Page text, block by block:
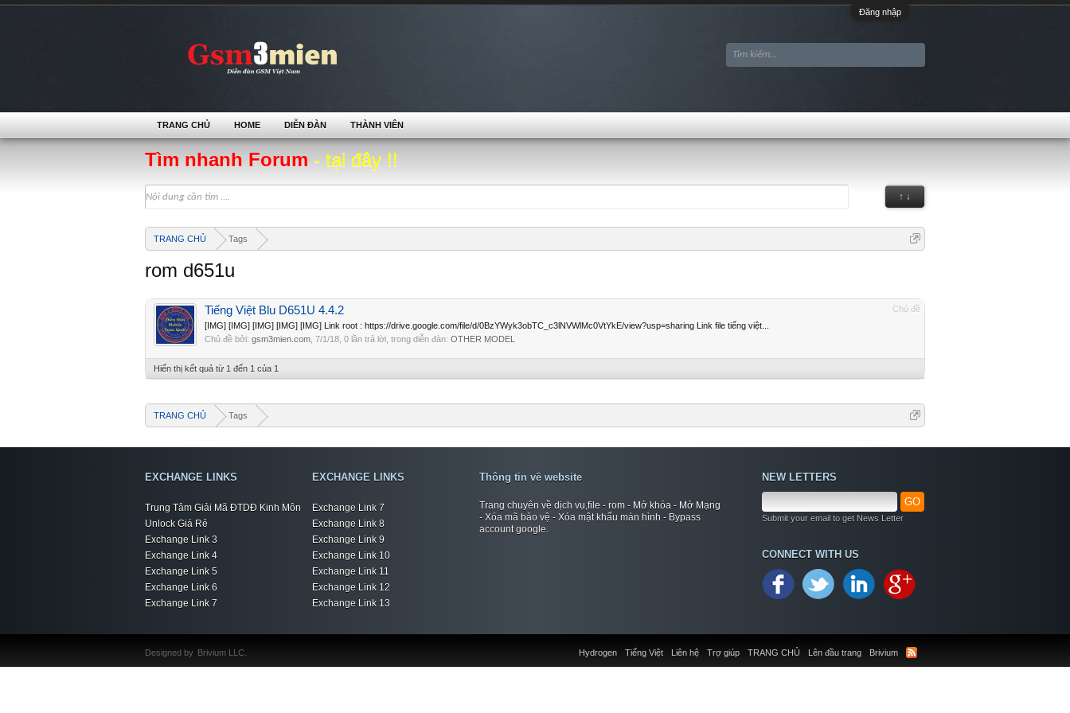
Đăng nhập
Tìm nhanh Forum - tại đây !!
↑ ↓
TRANG CHỦ Tags
rom d651u
Chủ đề
Tiếng Việt Blu D651U 4.4.2
[IMG] [IMG] [IMG] [IMG] [IMG] Link root : https://drive.google.com/file/d/0BzYWyk3obTC_c3lNVWlMc0VtYkE/view?usp=sharing Link file tiếng việt...
Chủ đề bởi: gsm3mien.com 7/1/18 , 0 lần trả lời, trong diễn đàn: OTHER MODEL
Hiển thị kết quả từ 1 đến 1 của 1
TRANG CHỦ Tags
TRANG CHỦ HOME DIỄN ĐÀN THÀNH VIÊN
EXCHANGE LINKS
Trung Tâm Giải Mã ĐTDĐ Kinh Môn
Unlock Giá Rẻ
Exchange Link 3
Exchange Link 4
Exchange Link 5
Exchange Link 6
Exchange Link 7
EXCHANGE LINKS
Exchange Link 7
Exchange Link 8
Exchange Link 9
Exchange Link 10
Exchange Link 11
Exchange Link 12
Exchange Link 13
Thông tin về website
Trang chuyên về dịch vụ,file - rom - Mở khóa - Mở Mạng
- Xóa mã bảo vệ - Xóa mật khẩu màn hình - Bypass
account google.
NEW LETTERS
GO
Submit your email to get News Letter
CONNECT WITH US
Liên hệ Trợ giúp TRANG CHỦ Lên đầu trang Brivium
Hydrogen Tiếng Việt
Designed by Brivium LLC.